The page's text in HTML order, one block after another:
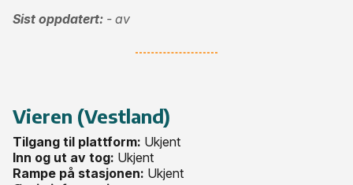
Sist oppdatert: - av
Vieren (Vestland)
Tilgang til plattform: Ukjent
Inn og ut av tog: Ukjent
Rampe på stasjonen: Ukjent